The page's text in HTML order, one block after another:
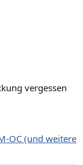
vergessen
OC (und weitere